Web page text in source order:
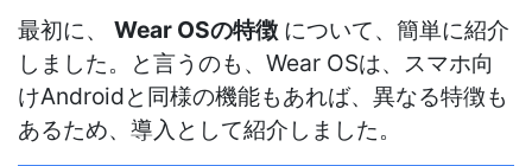
最初に、 Wear OSの特徴 について、簡単に紹介
しました。と言うのも、Wear OSは、スマホ向
けAndroidと同様の機能もあれば、異なる特徴も
あるため、導入として紹介しました。